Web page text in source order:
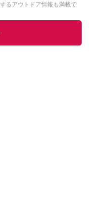
るアウトドア情報も満載で
しているので、ぜひ